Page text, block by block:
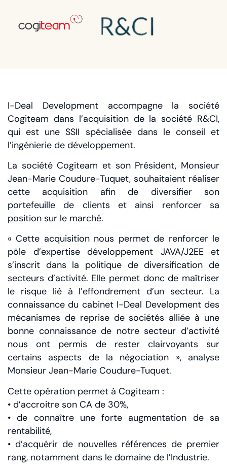
I-Deal Development accompagne la société
Cogiteam dans l’acquisition de la société R&CI,
qui est une SSII spécialisée dans le conseil et
l’ingénierie de développement.
La société Cogiteam et son Président, Monsieur
Jean-Marie Coudure-Tuquet, souhaitaient réaliser
cette acquisition afin de diversifier son
portefeuille de clients et ainsi renforcer sa
position sur le marché.
« Cette acquisition nous permet de renforcer le
pôle d’expertise développement JAVA/J2EE et
s’inscrit dans la politique de diversification de
secteurs d’activité. Elle permet donc de maîtriser
le risque lié à l’effondrement d’un secteur. La
connaissance du cabinet I-Deal Development des
mécanismes de reprise de sociétés alliée à une
bonne connaissance de notre secteur d’activité
nous ont permis de rester clairvoyants sur
certains aspects de la négociation », analyse
Monsieur Jean-Marie Coudure-Tuquet.
Cette opération permet à Cogiteam :
• d’accroitre son CA de 30%,
• de connaître une forte augmentation de sa
rentabilité,
• d’acquérir de nouvelles références de premier
rang, notamment dans le domaine de l’Industrie.